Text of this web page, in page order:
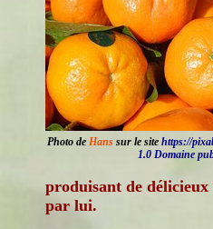
Photo de Hans sur le site https://
1.0 Domaine
produisant de délicieux
par lui.